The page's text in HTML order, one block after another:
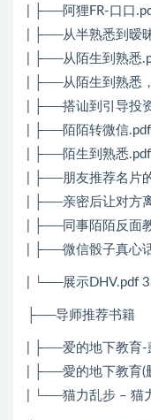
| ├──阿狸FR-口口
| ├──从半熟悉到暧
| ├──从陌生到熟悉
| ├──从陌生到熟悉
| ├──搭讪到引导投
| ├──陌陌转微信
| ├──陌生到熟悉
| ├──朋友推荐名片
| ├──亲密后让对方
| ├──同事陌陌反面
| ├──微信骰子真心
| └──展示DHV.pdf
├──导师推荐书籍
| ├──爱的地下教育
| ├──愛的地下教育
| └──猫力乱步 – 猫